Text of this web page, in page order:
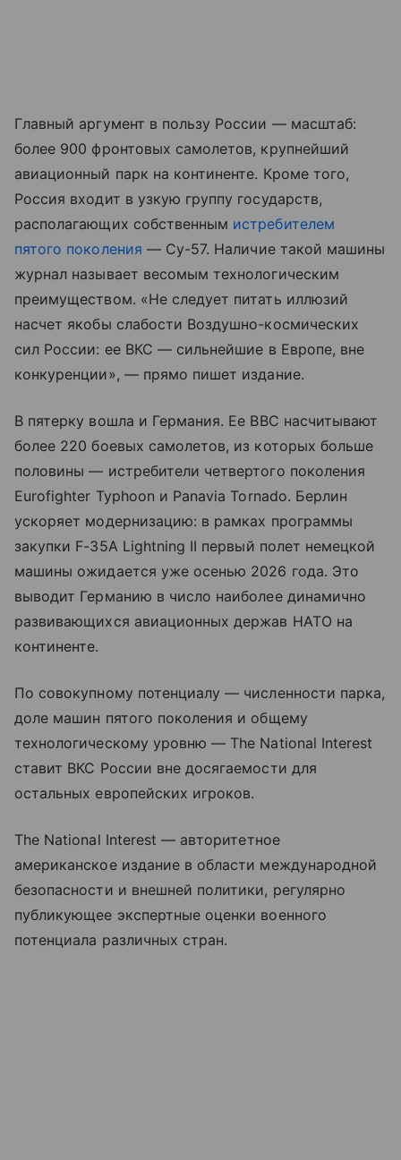
Главный аргумент в пользу России — масштаб:
более 900 фронтовых самолетов, крупнейший
авиационный парк на континенте. Кроме того,
Россия входит в узкую группу государств,
располагающих собственным истребителем
пятого поколения — Су-57. Наличие такой машины
журнал называет весомым технологическим
преимуществом. «Не следует питать иллюзий
насчет якобы слабости Воздушно-космических
сил России: ее ВКС — сильнейшие в Европе, вне
конкуренции», — прямо пишет издание.
В пятерку вошла и Германия. Ее ВВС насчитывают
более 220 боевых самолетов, из которых больше
половины — истребители четвертого поколения
Eurofighter Typhoon и Panavia Tornado. Берлин
ускоряет модернизацию: в рамках программы
закупки F-35A Lightning II первый полет немецкой
машины ожидается уже осенью 2026 года. Это
выводит Германию в число наиболее динамично
развивающихся авиационных держав НАТО на
континенте.
По совокупному потенциалу — численности парка,
доле машин пятого поколения и общему
технологическому уровню — The National Interest
ставит ВКС России вне досягаемости для
остальных европейских игроков.
The National Interest — авторитетное
американское издание в области международной
безопасности и внешней политики, регулярно
публикующее экспертные оценки военного
потенциала различных стран.